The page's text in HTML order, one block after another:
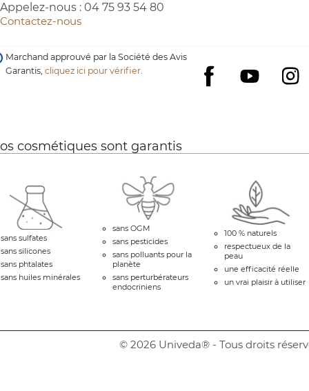
Appelez-nous : 04 75 93 54 80
Contactez-nous
Facebook
YouTube
Marchand approuvé par la Société des Avis
Garantis,cliquez ici pour vérifier.
cosmétiques sont garantis
sans sulfates
sans silicones
sans phtalates
sans huiles minérales
sans OGM
sans pesticides
sans polluants pour la
planète
sans perturbérateurs
endocriniens
100 % naturels
respectueux de la
peau
une efficacité réelle
un vrai plaisir à utiliser
© 2026 Univeda® - Tous droits